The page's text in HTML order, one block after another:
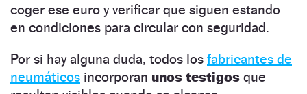
coger ese euro y verificar que siguen estando
en condiciones para circular con seguridad.
Por si hay alguna duda, todos los fabricantes de
neumáticos incorporan unos testigos que